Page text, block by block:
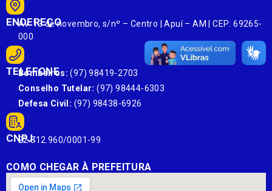
ENDEREÇO
Av. 13 de novembro, s/nº – Centro | Apuí – AM | CEP: 69265-
000
TELEFONE
Bombeiros: (97) 98419-2703
Conselho Tutelar: (97) 98444-6303
Defesa Civil: (97) 98438-6926
CNPJ:
22.812.960/0001-99
COMO CHEGAR À PREFEITURA